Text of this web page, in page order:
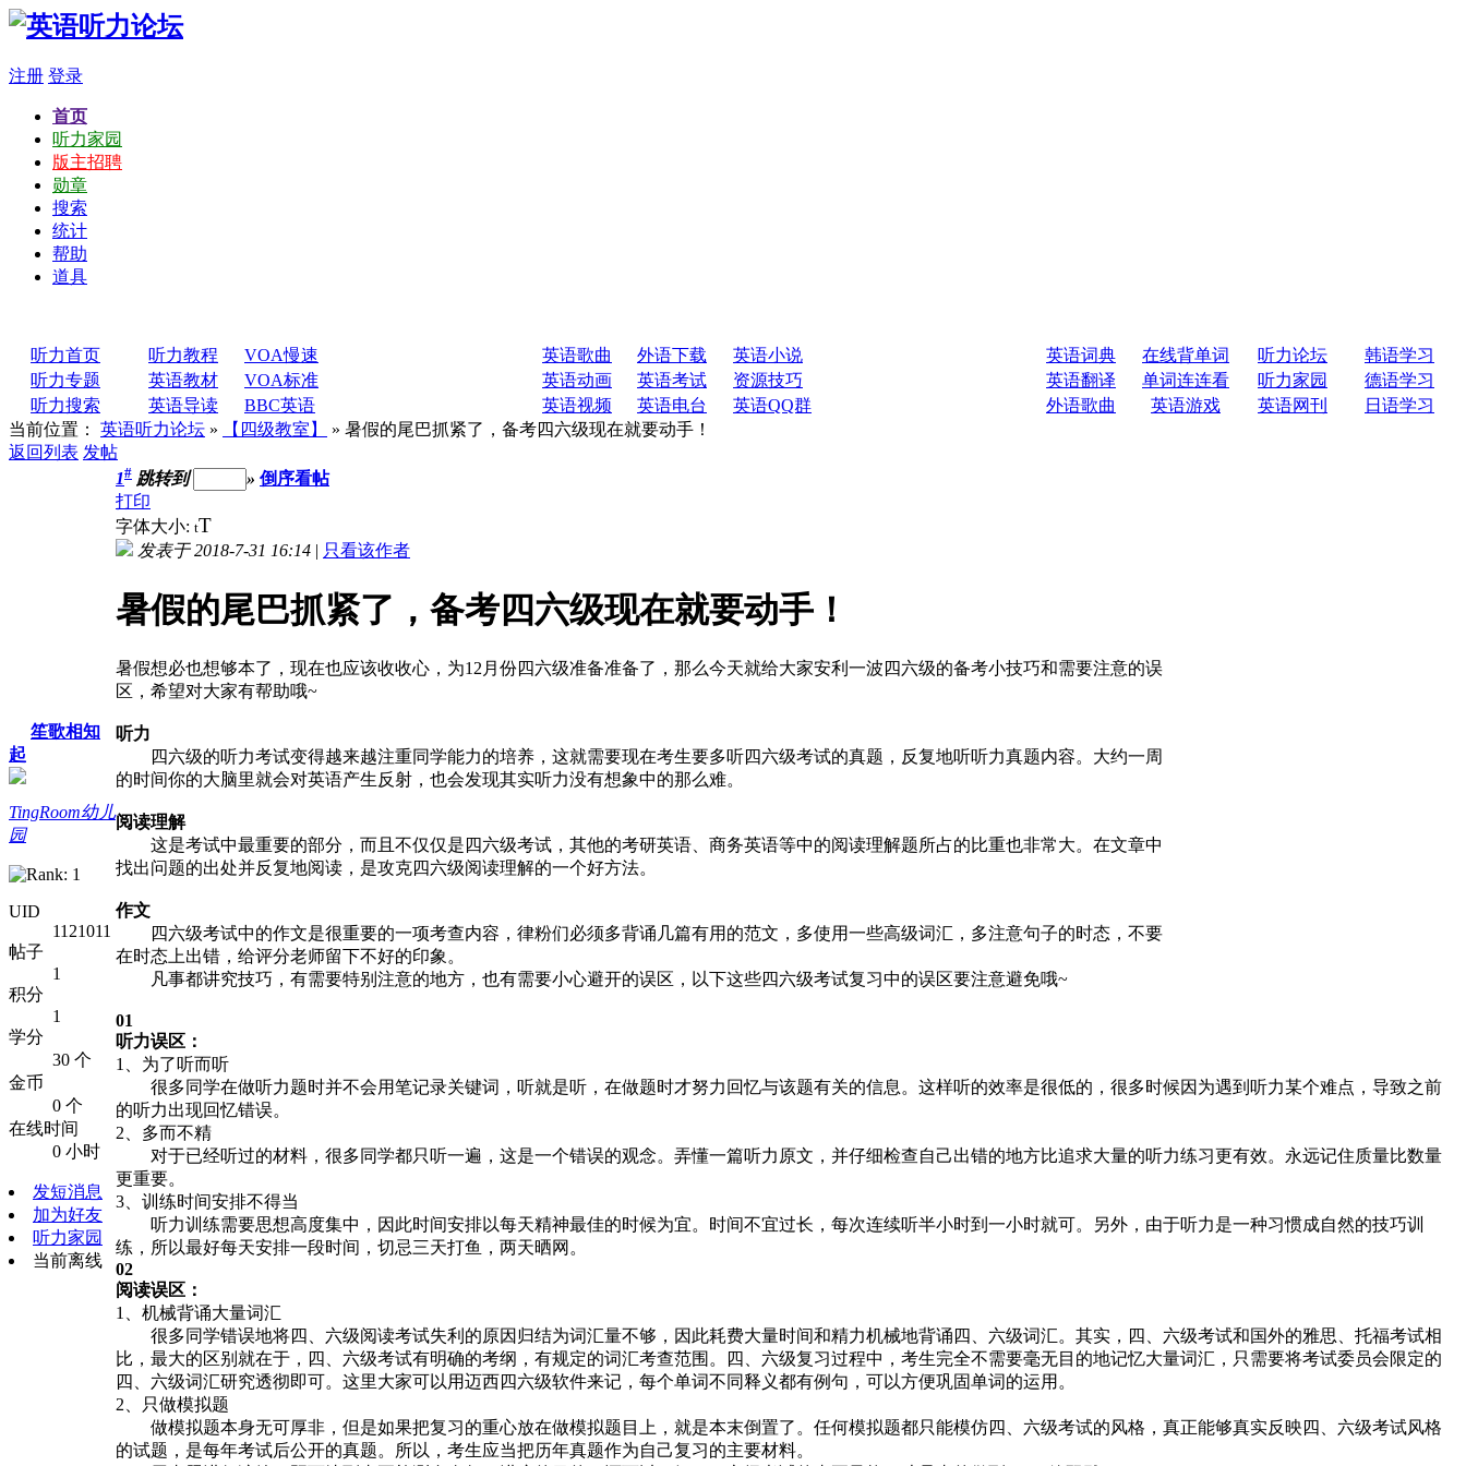
注册 登录
首页
听力家园
版主招聘
勋章
搜索
统计
帮助
道具
听力首页 听力教程 VOA慢速 英语歌曲 外语下载 英语小说 英语词典 在线背单词 听力论坛
韩语学习
听力专题
英语教材 VOA标准 英语动画 英语考试 资源技巧 英语翻译 单词连连看 听力家园
德语学习
听力搜索
英语导读 BBC英语 英语视频 英语电台 英语QQ群 外语歌曲 英语游戏 英语网刊
日语学习
当前位置： 英语听力论坛 » 【四级教室】
» 暑假的尾巴抓紧了，备考四六级现在就要动手！
返回列表 发帖
笙歌相知
起
TingRoom幼儿
园
UID
1121011
帖子
1
积分
1
学分
30 个
金币
0 个
在线时间
0 小时
发短消息
加为好友
听力家园
当前离线
1# 跳转到 » 倒序看帖
打印
字体大小: tT
发表于 2018-7-31 16:14 | 只看该作者
暑假的尾巴抓紧了，备考四六级现在就要动手！
暑假想必也想够本了，现在也应该收收心，为12月份四六级准备准备了，那么今天就给大家安利一波四六级的备考小技巧和需要注意的误
区，希望对大家有帮助哦~
听力
四六级的听力考试变得越来越注重同学能力的培养，这就需要现在考生要多听四六级考试的真题，反复地听听力真题内容。大约一周
的时间你的大脑里就会对英语产生反射，也会发现其实听力没有想象中的那么难。
阅读理解
这是考试中最重要的部分，而且不仅仅是四六级考试，其他的考研英语、商务英语等中的阅读理解题所占的比重也非常大。在文章中
找出问题的出处并反复地阅读，是攻克四六级阅读理解的一个好方法。
作文
四六级考试中的作文是很重要的一项考查内容，律粉们必须多背诵几篇有用的范文，多使用一些高级词汇，多注意句子的时态，不要
在时态上出错，给评分老师留下不好的印象。
凡事都讲究技巧，有需要特别注意的地方，也有需要小心避开的误区，以下这些四六级考试复习中的误区要注意避免哦~
01
听力误区：
1、为了听而听
很多同学在做听力题时并不会用笔记录关键词，听就是听，在做题时才努力回忆与该题有关的信息。这样听的效率是很低的，很多时候因为遇到听力某个难点，导致之前
的听力出现回忆错误。
2、多而不精
对于已经听过的材料，很多同学都只听一遍，这是一个错误的观念。弄懂一篇听力原文，并仔细检查自己出错的地方比追求大量的听力练习更有效。永远记住质量比数量
更重要。
3、训练时间安排不得当
听力训练需要思想高度集中，因此时间安排以每天精神最佳的时候为宜。时间不宜过长，每次连续听半小时到一小时就可。另外，由于听力是一种习惯成自然的技巧训
练，所以最好每天安排一段时间，切忌三天打鱼，两天晒网。
02
阅读误区：
1、机械背诵大量词汇
很多同学错误地将四、六级阅读考试失利的原因归结为词汇量不够，因此耗费大量时间和精力机械地背诵四、六级词汇。其实，四、六级考试和国外的雅思、托福考试相
比，最大的区别就在于，四、六级考试有明确的考纲，有规定的词汇考查范围。四、六级复习过程中，考生完全不需要毫无目的地记忆大量词汇，只需要将考试委员会限定的
四、六级词汇研究透彻即可。这里大家可以用迈西四六级软件来记，每个单词不同释义都有例句，可以方便巩固单词的运用。
2、只做模拟题
做模拟题本身无可厚非，但是如果把复习的重心放在做模拟题目上，就是本末倒置了。任何模拟题都只能模仿四、六级考试的风格，真正能够真实反映四、六级考试风格
的试题，是每年考试后公开的真题。所以，考生应当把历年真题作为自己复习的主要材料。